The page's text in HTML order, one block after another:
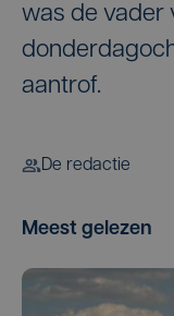
was de vader
aantrof.
De redactie
Meest gelezen